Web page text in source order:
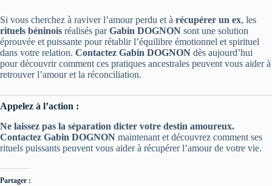
Si vous cherchez à raviver l’amour perdu et à récupérer un ex, les
rituels béninois réalisés parGabin DOGNON sont une solution
éprouvée et puissante pour rétablir l’équilibre émotionnel et spirituel
dans votre relation. Contactez Gabin DOGNON dès aujourd’hui
pour découvrir comment ces pratiques ancestrales peuvent vous aider à
retrouver l’amour et la réconciliation.
Appelez à l’action :
Ne laissez pas la séparation dicter votre destin amoureux.
Contactez Gabin DOGNON maintenant et découvrez comment ses
rituels puissants peuvent vous aider à récupérer l’amour de votre vie.
Partager :